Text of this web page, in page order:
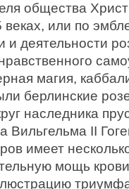
общества
веках, или по
и деятельности
магия,
берлинские
наследника
Вильгельма II
имеет
мощь